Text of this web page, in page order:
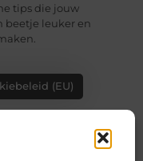
tips die jouw
beetje leuker en
(EU)